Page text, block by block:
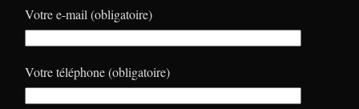
Votre e-mail (obligatoire)
Votre téléphone (obligatoire)